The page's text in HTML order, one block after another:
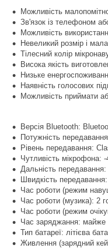
Можливість
Зв'язок із телефоном
Можливість
Невеликий розмір і
Тілесний колір
Висока якість
Низьке
Наявність голосових
Можливість приймати
Версія Bluetooth:
Потужність
Рівень передавання:
Чутливість мікрофона:
Дальність
Швидкість
Час роботи (режим
Час роботи (музика): 2
Час роботи (режим
Час заряджання: майже
Тип батареї: літієва
Живлення (зарядний